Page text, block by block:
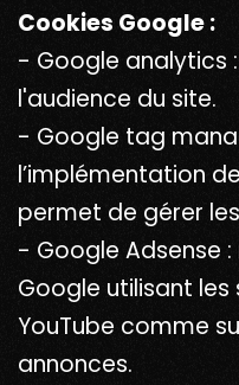
Cookies Google :
- Google analytics
l'audience du site.
- Google tag
l’implémentation
permet de gérer
- Google Adsense
Google utilisant
YouTube comme
annonces.